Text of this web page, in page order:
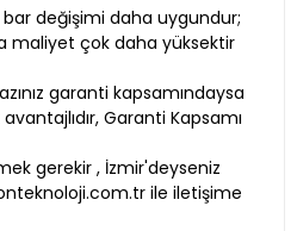
bar değişimi daha uygundur;
maliyet çok daha yüksektir
garanti kapsamındaysa
Garanti Kapsamı
gerekir , İzmir'deyseniz
ile iletişime